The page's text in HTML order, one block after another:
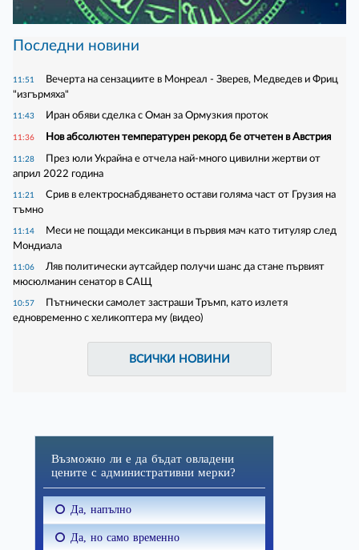
Последни новини
11:51
Вечерта на сензациите в Монреал - Зверев, Медведев и Фриц
"изгърмяха"
11:43 Иран обяви сделка с Оман за Ормузкия проток
11:36 Нов абсолютен температурен рекорд бе отчетен в Австрия
11:28
През юли Украйна е отчела най-много цивилни жертви от
април 2022 година
11:21
Срив в електроснабдяването остави голяма част от Грузия на
тъмно
11:14
Меси не пощади мексиканци в първия мач като титуляр след
Мондиала
11:06
Ляв политически аутсайдер получи шанс да стане първият
мюсюлманин сенатор в САЩ
10:57
Пътнически самолет застраши Тръмп, като излетя
едновременно с хеликоптера му (видео)
ВСИЧКИ НОВИНИ